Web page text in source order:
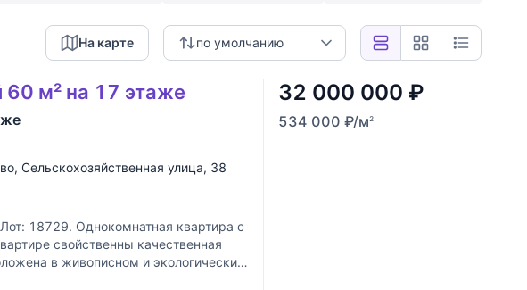
по умолчанию
На карте
60 м² на 17 этаже
, Сельскохозяйственная улица, 38
Лот: 18729. Однокомнатная квартира с
свойственны качественная
в живописном и экологически
32 000 000 ₽
534 000 ₽/м2